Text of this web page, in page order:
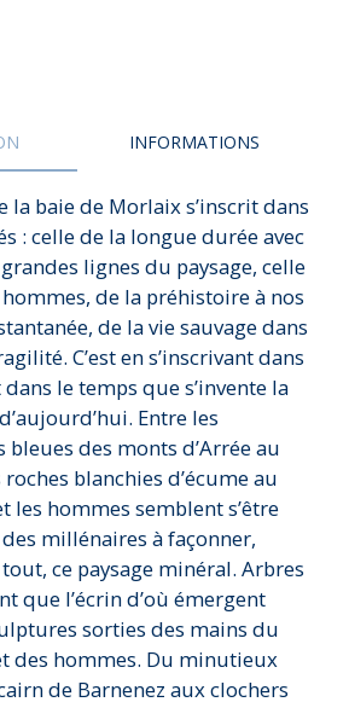
INFORMATIONS
la baie de Morlaix s’inscrit dans
: celle de la longue durée avec
lignes du paysage, celle
de la préhistoire à nos
de la vie sauvage dans
C’est en s’inscrivant dans
le temps que s’invente la
Entre les
bleues des monts d’Arrée au
blanchies d’écume au
les hommes semblent s’être
millénaires à façonner,
ce paysage minéral. Arbres
que l’écrin d’où émergent
sorties des mains du
des hommes. Du minutieux
de Barnenez aux clochers